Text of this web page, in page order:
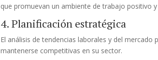
que promuevan un ambiente de trabajo positivo
4. Planificación estratégica
El análisis de tendencias laborales y del
mantenerse competitivas en su sector.